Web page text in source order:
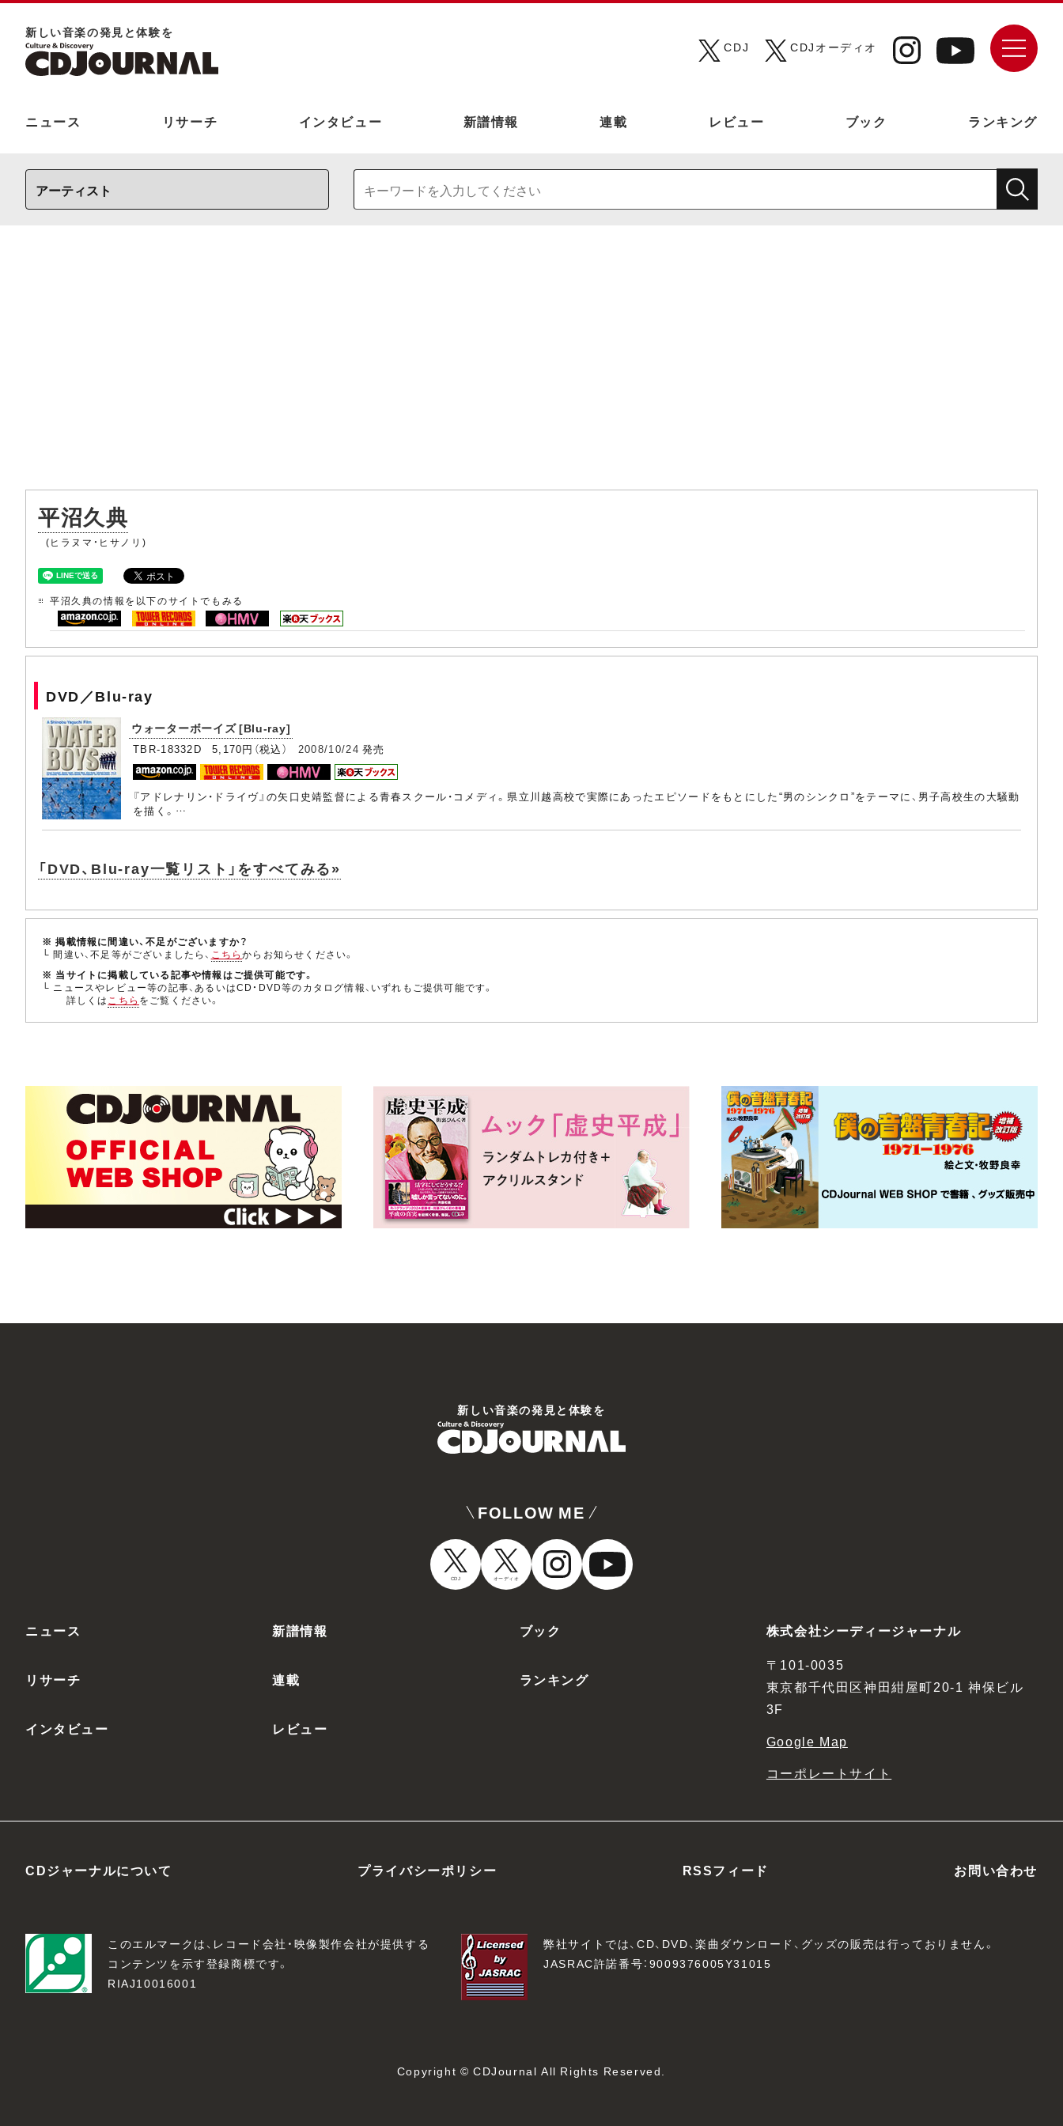
新しい⾳楽の発⾒と体験を
CDJ
CDJオーディオ
ニュース リサーチ インタビュー 新譜情報 連載 レビュー ブック ランキング
平沼久典
(ヒラヌマ・ヒサノリ)
平沼久典の情報を以下のサイトでもみる
DVD／Blu-ray
ウォーターボーイズ [Blu-ray]
TBR-18332D 5,170円（税込） 2008/10/24 発売
『アドレナリン・ドライヴ』の矢口史靖監督による青春スクール・コメディ。県立川越高校で実際にあったエピソードをもとにした“男のシンクロ”をテーマに、男子高校生の大騒動
を描く。…
「DVD、Blu-ray一覧リスト」をすべてみる»
※ 掲載情報に間違い、不足がございますか？
└ 間違い、不足等がございましたら、 こちらからお知らせください。
※ 当サイトに掲載している記事や情報はご提供可能です。
└ ニュースやレビュー等の記事、あるいはCD・DVD等のカタログ情報、いずれもご提供可能です。
詳しくはこちら をご覧ください。
新しい⾳楽の発⾒と体験を
FOLLOW ME
CDJ オーディオ
ニュース 新譜情報 ブック
リサーチ 連載 ランキング
インタビュー レビュー
株式会社シーディージャーナル
〒101-0035
東京都千代田区神田紺屋町20-1 神保ビル
3F
Google Map
コーポレートサイト
CDジャーナルについて プライバシーポリシー RSSフィード お問い合わせ
このエルマークは、レコード会社・映像製作会社が提供する
コンテンツを示す登録商標です。
RIAJ10016001
弊社サイトでは、CD、DVD、楽曲ダウンロード、グッズの販売は行っておりません。
JASRAC許諾番号：9009376005Y31015
Copyright © CDJournal All Rights Reserved.